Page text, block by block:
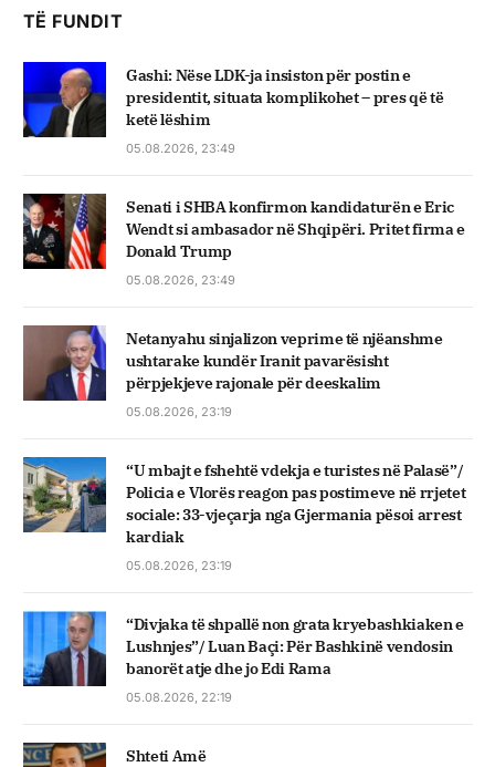
TË FUNDIT
Gashi: Nëse LDK-ja insiston për postin e
presidentit, situata komplikohet – pres që të
ketë lëshim
05.08.2026, 23:49
Senati i SHBA konfirmon kandidaturën e Eric
Wendt si ambasador në Shqipëri. Pritet firma e
Donald Trump
05.08.2026, 23:49
Netanyahu sinjalizon veprime të njëanshme
ushtarake kundër Iranit pavarësisht
përpjekjeve rajonale për deeskalim
05.08.2026, 23:19
“U mbajt e fshehtë vdekja e turistes në Palasë”/
Policia e Vlorës reagon pas postimeve në rrjetet
sociale: 33-vjeçarja nga Gjermania pësoi arrest
kardiak
05.08.2026, 23:19
“Divjaka të shpallë non grata kryebashkiaken e
Lushnjes”/ Luan Baçi: Për Bashkinë vendosin
banorët atje dhe jo Edi Rama
05.08.2026, 22:19
Shteti Amë